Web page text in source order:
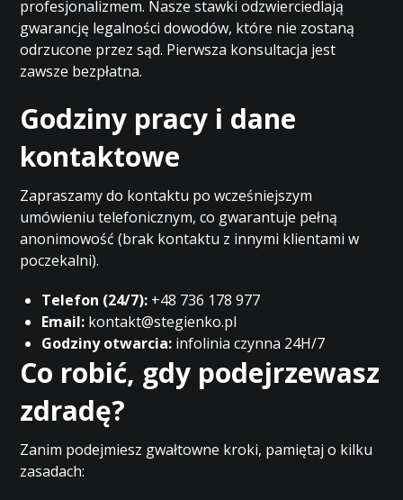
profesjonalizmem. Nasze stawki odzwierciedlają
gwarancję legalności dowodów, które nie zostaną
odrzucone przez sąd. Pierwsza konsultacja jest
zawsze bezpłatna.
Godziny pracy i dane
kontaktowe
Zapraszamy do kontaktu po wcześniejszym
umówieniu telefonicznym, co gwarantuje pełną
anonimowość (brak kontaktu z innymi klientami w
poczekalni).
Telefon (24/7): +48 736 178 977
Email: kontakt@stegienko.pl
Godziny otwarcia: infolinia czynna 24H/7
Co robić, gdy podejrzewasz
zdradę?
Zanim podejmiesz gwałtowne kroki, pamiętaj o kilku
zasadach: